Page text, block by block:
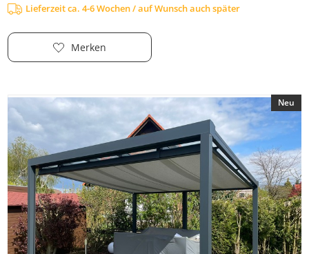
Lieferzeit ca. 4-6 Wochen / auf Wunsch auch später
Merken
Neu